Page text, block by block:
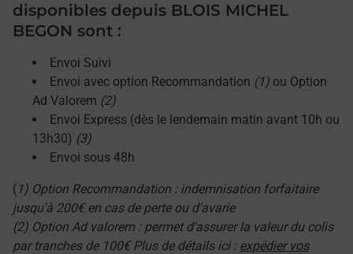
disponibles depuis BLOIS MICHEL
BEGON sont :
Envoi Suivi
Envoi avec option Recommandation (1) ou Option
Ad Valorem (2)
Envoi Express (dès le lendemain matin avant 10h ou
13h30) (3)
Envoi sous 48h
( 1) Option Recommandation : indemnisation forfaitaire
jusqu'à 200€ en cas de perte ou d'avarie
(2) Option Ad valorem : permet d'assurer la valeur du colis
par tranches de 100€ Plus de détails ici : expédier vos